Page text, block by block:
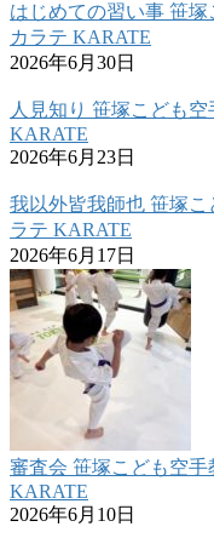
はじめての習い事 笹
カラテ KARATE
2026年6月30日
人見知り 笹塚こども
KARATE
2026年6月23日
我以外皆我師也 笹塚
ラテ KARATE
2026年6月17日
審査会 笹塚こども空
KARATE
2026年6月10日